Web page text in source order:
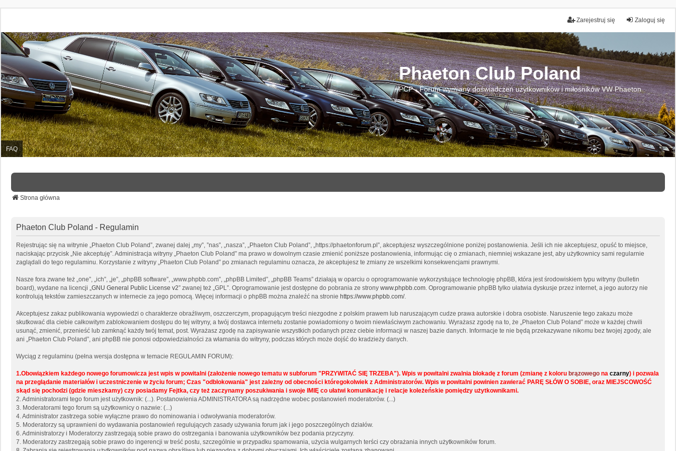
Zaloguj się
Zarejestruj się
Phaeton Club Poland
PCP - Forum wymiany doświadczeń użytkowników i miłośników VW Phaeton
FAQ
Strona główna
Phaeton Club Poland - Regulamin
Rejestrując się na witrynie „Phaeton Club Poland”, zwanej dalej „my”, ”nas”, „nasza”, „Phaeton Club Poland”, „https://phaetonforum.pl”, akceptujesz wyszczególnione poniżej postanowienia. Jeśli ich nie akceptujesz, opuść to miejsce,
naciskając przycisk „Nie akceptuję”. Administracja witryny „Phaeton Club Poland” ma prawo w dowolnym czasie zmienić poniższe postanowienia, informując cię o zmianach, niemniej wskazane jest, aby użytkownicy sami regularnie
zaglądali do tego regulaminu. Korzystanie z witryny „Phaeton Club Poland” po zmianach regulaminu oznacza, że akceptujesz te zmiany ze wszelkimi konsekwencjami prawnymi.
Nasze fora zwane też „one”, „ich”, „je”, „phpBB software”, „www.phpbb.com”, „phpBB Limited”, „phpBB Teams” działają w oparciu o oprogramowanie wykorzystujące technologię phpBB, która jest środowiskiem typu witryny (bulletin
board), wydane na licencji „GNU General Public License v2” zwanej też „GPL”. Oprogramowanie jest dostępne do pobrania ze strony www.phpbb.com. Oprogramowanie phpBB tylko ułatwia dyskusje przez internet, a jego autorzy nie
kontrolują tekstów zamieszczanych w internecie za jego pomocą. Więcej informacji o phpBB można znaleźć na stronie https://www.phpbb.com/.
Akceptujesz zakaz publikowania wypowiedzi o charakterze obraźliwym, oszczerczym, propagującym treści niezgodne z polskim prawem lub naruszającym cudze prawa autorskie i dobra osobiste. Naruszenie tego zakazu może
skutkować dla ciebie całkowitym zablokowaniem dostępu do tej witryny, a twój dostawca internetu zostanie powiadomiony o twoim niewłaściwym zachowaniu. Wyrażasz zgodę na to, że „Phaeton Club Poland” może w każdej chwili
usunąć, zmienić, przenieść lub zamknąć każdy twój temat, post. Wyrażasz zgodę na zapisywanie wszystkich podanych przez ciebie informacji w naszej bazie danych. Informacje te nie będą przekazywane nikomu bez twojej zgody, ale
ani „Phaeton Club Poland”, ani phpBB nie ponosi odpowiedzialności za włamania do witryny, podczas których może dojść do kradzieży danych.
Wyciąg z regulaminu (pełna wersja dostępna w temacie REGULAMIN FORUM):
1.Obowiązkiem każdego nowego forumowicza jest wpis w powitalni (założenie nowego tematu w subforum "PRZYWITAĆ SIĘ TRZEBA"). Wpis w powitalni zwalnia blokadę z forum (zmianę z koloru brązowego na czarny) i pozwala
na przeglądanie materiałów i uczestniczenie w życiu forum; Czas "odblokowania" jest zależny od obecności któregokolwiek z Administratorów. Wpis w powitalni powinien zawierać PARĘ SŁÓW O SOBIE, oraz MIEJSCOWOŚĆ
skąd się pochodzi (gdzie mieszkamy) czy posiadamy Fejtka, czy też zaczynamy poszukiwania i swoje IMIĘ co ułatwi komunikację i relacje koleżeńskie pomiędzy użytkownikami.
2. Administratorami tego forum jest użytkownik: (...). Postanowienia ADMINISTRATORA są nadrzędne wobec postanowień moderatorów. (...)
3. Moderatorami tego forum są użytkownicy o nazwie: (...)
4. Administrator zastrzega sobie wyłączne prawo do nominowania i odwoływania moderatorów.
5. Moderatorzy są uprawnieni do wydawania postanowień regulujących zasady używania forum jak i jego poszczególnych działów.
6. Administratorzy i Moderatorzy zastrzegają sobie prawo do ostrzegania i banowania użytkowników bez podania przyczyny.
7. Moderatorzy zastrzegają sobie prawo do ingerencji w treść postu, szczególnie w przypadku spamowania, użycia wulgarnych terści czy obrażania innych użytkowników forum.